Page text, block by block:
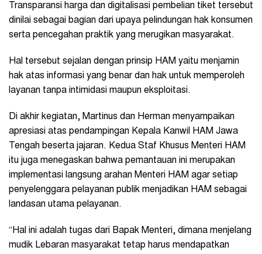
Transparansi harga dan digitalisasi pembelian tiket tersebut
dinilai sebagai bagian dari upaya pelindungan hak konsumen
serta pencegahan praktik yang merugikan masyarakat.
Hal tersebut sejalan dengan prinsip HAM yaitu menjamin
hak atas informasi yang benar dan hak untuk memperoleh
layanan tanpa intimidasi maupun eksploitasi.
Di akhir kegiatan, Martinus dan Herman menyampaikan
apresiasi atas pendampingan Kepala Kanwil HAM Jawa
Tengah beserta jajaran. Kedua Staf Khusus Menteri HAM
itu juga menegaskan bahwa pemantauan ini merupakan
implementasi langsung arahan Menteri HAM agar setiap
penyelenggara pelayanan publik menjadikan HAM sebagai
landasan utama pelayanan.
“Hal ini adalah tugas dari Bapak Menteri, dimana menjelang
mudik Lebaran masyarakat tetap harus mendapatkan